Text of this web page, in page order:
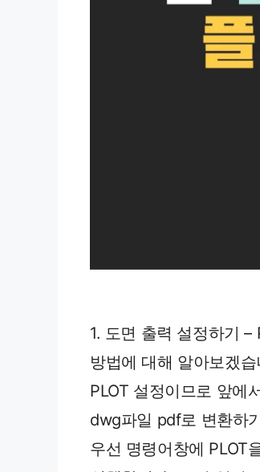
1. 도면 출력 설정하기
방법에 대해 알아보겠
PLOT 설정이므로 앞에
dwg파일 pdf로 변환하
우선 명령어창에 PLOT